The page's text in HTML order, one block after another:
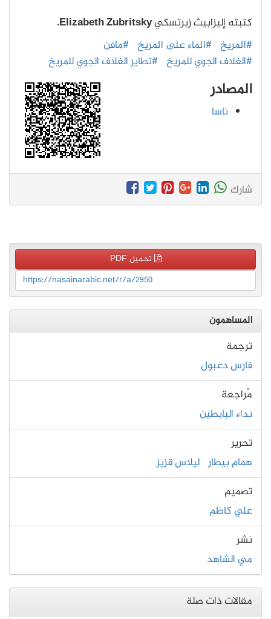
كتبته إليزابيث زبرتسكيElizabeth Zubritsky.
#المريخ #الماء على المريخ #مافن
#الغلاف الجوي للمريخ #تطاير الغلاف الجوي للمريخ
المصادر
ناسا
شارك
تحميل PDF
https://nasainarabic.net/r/a/2950
المساهمون
ترجمة
فارس دعبول
مُراجعة
نداء البابطين
تحرير
همام بيطار ليلاس قزيز
تصميم
علي كاظم
نشر
مي الشاهد
مقالات ذات صلة